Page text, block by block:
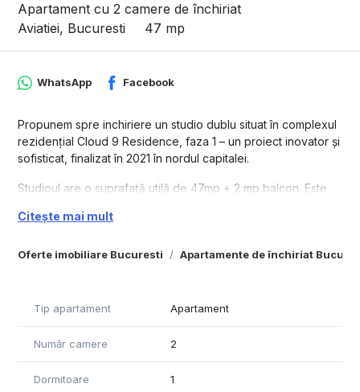
Apartament cu 2 camere de închiriat
Aviatiei, Bucuresti
47 mp
Oferte imobiliare Bucuresti Apartamente de închiriat
WhatsApp Facebook
Propunem spre inchiriere un studio dublu situat în complexul
rezidențial Cloud 9 Residence, faza 1 – un proiect inovator și
sofisticat, finalizat în 2021 în nordul capitalei.
Studioul are o suprafață utilă de 47mp + 2 mp balcon. Este
inteligentă a spațiilor. Este situat la etajul 7/8.
Acest apartament îmbină confortul și funcționalitatea, având
elegant completează ambientul de excepție. Încălzirea se
face cu ajutorul centralei de bloc cu repartitor pentru fiecare
Pentru confort, apartamentul include un loc de parcare
Citește mai mult
Tip apartament Apartament
Număr camere 2
Dormitoare 1